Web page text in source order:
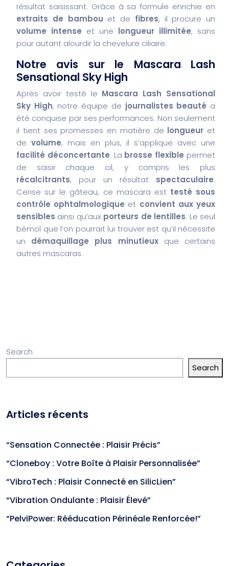
résultat saisissant. Grâce à sa formule enrichie en
extraits de bambou et de fibres, il procure un
volume intense et une longueur illimitée, sans
pour autant alourdir la chevelure ciliaire.
Notre avis sur le Mascara Lash
Sensational Sky High
Après avoir testé le Mascara Lash Sensational
Sky High, notre équipe de journalistes beauté a
été conquise par ses performances. Non seulement
il tient ses promesses en matière de longueur et
de volume, mais en plus, il s’applique avec une
facilité déconcertante. La brosse flexible permet
de saisir chaque cil, y compris les plus
récalcitrants, pour un résultat spectaculaire.
Cerise sur le gâteau, ce mascara est testé sous
contrôle ophtalmologique et convient aux yeux
sensibles ainsi qu’aux porteurs de lentilles. Le seul
bémol que l’on pourrait lui trouver est qu’il nécessite
un démaquillage plus minutieuxque certains
autres mascaras.
Search
Search
Articles récents
“Sensation Connectée : Plaisir Précis”
“Cloneboy : Votre Boîte à Plaisir Personnalisée”
“VibroTech : Plaisir Connecté en SilicLien”
“Vibration Ondulante : Plaisir Élevé”
“PelviPower: Rééducation Périnéale Renforcée!”